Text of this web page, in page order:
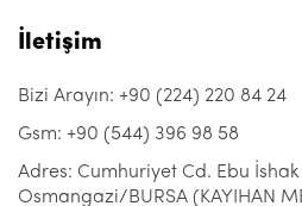
İletişim
Bizi Arayın: +90 (224) 220 84 24
Gsm: +90 (544) 396 98 58
Adres: Cumhuriyet Cd. Ebu İshak
Osmangazi/BURSA (KAYIHAN